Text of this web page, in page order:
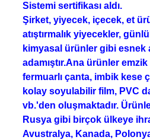
Sistemi sertifikası aldı.
Şirket, yiyecek, içecek, et
atıştırmalık yiyecekler,
kimyasal ürünler gibi esnek
adamıştır.Ana ürünler
fermuarlı çanta, imbik kese
kolay soyulabilir film, PVC
vb.'den oluşmaktadır.
Rusya gibi birçok ülkeye
Avustralya, Kanada,